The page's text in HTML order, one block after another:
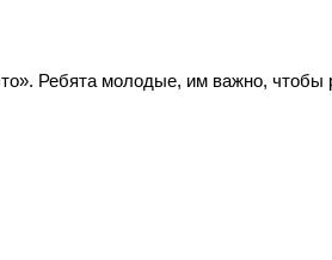
Ребята молодые, им важно, чтобы